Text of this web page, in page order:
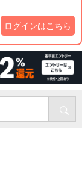
ログインはこちら